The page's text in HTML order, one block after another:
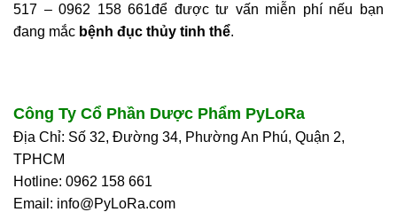
517 – 0962 158 661để được tư vấn miễn phí nếu bạn
đang mắc bệnh đục thủy tinh thể.
Công Ty Cổ Phần Dược Phẩm PyLoRa
Địa Chỉ: Số 32, Đường 34, Phường An Phú, Quận 2,
TPHCM
Hotline: 0962 158 661
Email: info@PyLoRa.com